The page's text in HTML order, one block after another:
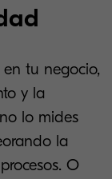
tu negocio,
y la
lo mides
la
O